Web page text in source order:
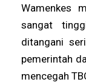
Wamenkes
sangat
ditangani
pemerintah
mencegah